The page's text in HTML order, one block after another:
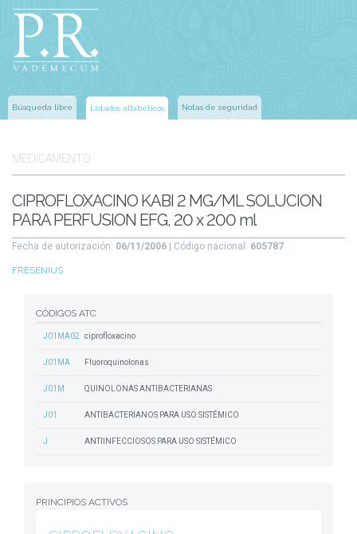
Búsqueda libre Listados alfabéticos Notas de seguridad
MEDICAMENTO
CIPROFLOXACINO KABI 2 MG/ML SOLUCION
PARA PERFUSION EFG, 20 x 200 ml
Fecha de autorización: 06/11/2006 | Código nacional: 605787
FRESENIUS
CÓDIGOS ATC
J01MA02 ciprofloxacino
J01MA Fluoroquinolonas
J01M QUINOLONAS ANTIBACTERIANAS
J01 ANTIBACTERIANOS PARA USO SISTÉMICO
J ANTIINFECCIOSOS PARA USO SISTÉMICO
PRINCIPIOS ACTIVOS